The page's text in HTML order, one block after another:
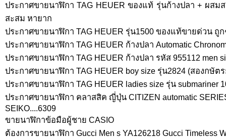
ประกาศขายนาฬิกา TAG HEUER ของแท้ รุ่นก้างปลา + ผสม
สะสม หายาก
ประกาศขายนาฬิกา TAG HEUER รุ่น1500 ของแท้ขายด่วน ถูก
ประกาศขายนาฬิกา TAG HEUER ก้างปลา Automatic
ประกาศขายนาฬิกา TAG HEUER ก้างปลา รหัส 955112 men
ประกาศขายนาฬิกา TAG HEUER boy size รุ่น2824 (สองกษัต
ประกาศขายนาฬิกา TAG HEUER ladies size รุ่น submariner
ประกาศขายนาฬิกา คลาสสิค ญี่ปุ่น CITIZEN automatic
SEIKO....6309
ขายนาฬิกาข้อมือผู้ชาย CASIO
ต้องการขายนาฬิกา Gucci Men s YA126218 Gucci Timeless